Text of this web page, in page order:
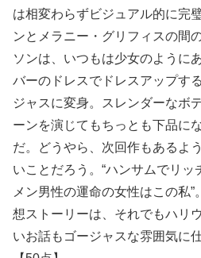
は相変わらずビジュアル的に完
ンとメラニー・グリフィスの間
ソンは、いつもは少女のように
バーのドレスでドレスアップす
ジャスに変身。スレンダーなボ
ーンを演じてもちっとも下品に
だ。どうやら、次回作もあるよ
いことだろう。“ハンサムでリ
メン男性の運命の女性はこの私
想ストーリーは、それでもハリ
いお話もゴージャスな雰囲気に